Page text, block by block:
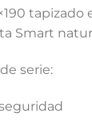
tapizado
Smart
serie: